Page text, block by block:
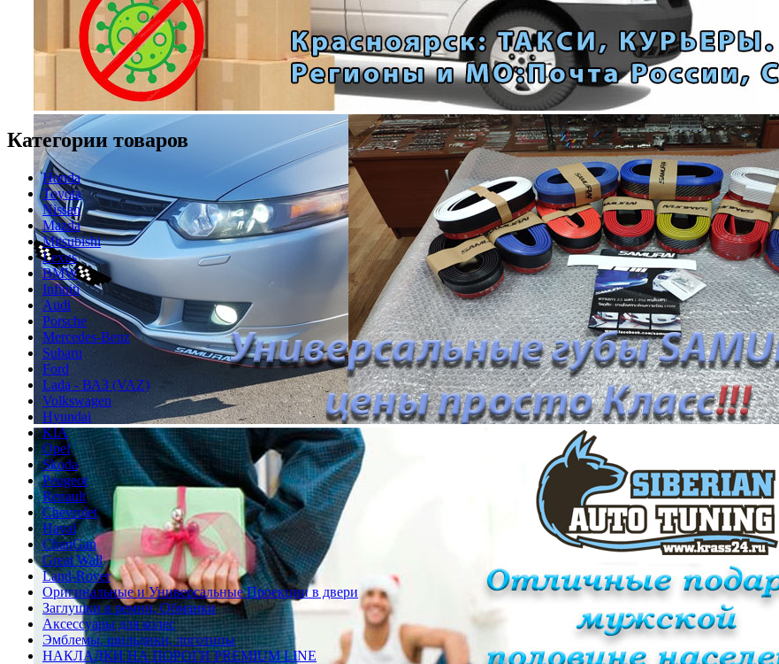
Категории товаров
Honda
Toyota
Nissan
Mazda
Mitsubishi
Lexus
BMW
Infiniti
Audi
Porsche
Mercedes-Benz
Subaru
Ford
Lada - ВАЗ (VAZ)
Volkswagen
Hyundai
KIA
Opel
Skoda
Peugeot
Renault
Chevrolet
Haval
ChanGan
Great Wall
Land-Rover
Оригинальные и Универсальные Проекции в двери
Заглушки в ремни, Обманки
Аксессуары для колес
Эмблемы, шильдики, логотипы
НАКЛАДКИ НА ПОРОГИ PREMIUM LINE